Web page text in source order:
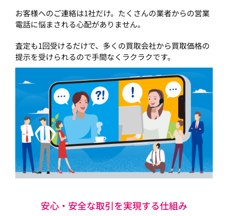
お客様へのご連絡は1社だけ。たくさんの業者からの営業
電話に悩まされる心配がありません。
査定も1回受けるだけで、多くの買取会社から買取価格の
提示を受けられるので手間なくラクラクです。
安心・安全な取引を実現する仕組み